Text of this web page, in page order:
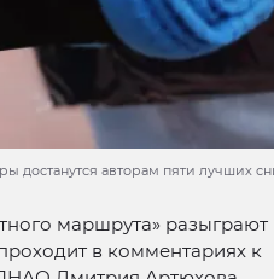
авторам пяти лучших
маршрута»
в комментариях к